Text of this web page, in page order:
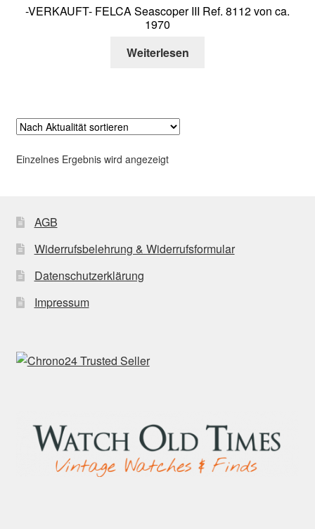
-VERKAUFT- FELCA Seascoper III Ref. 8112 von ca.
1970
Weiterlesen
Einzelnes Ergebnis wird angezeigt
AGB
Widerrufsbelehrung & Widerrufsformular
Datenschutzerklärung
Impressum